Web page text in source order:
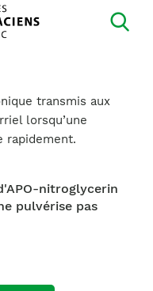
transmis aux
lorsqu’une
rapidement.
nitroglycerin
pulvérise pas